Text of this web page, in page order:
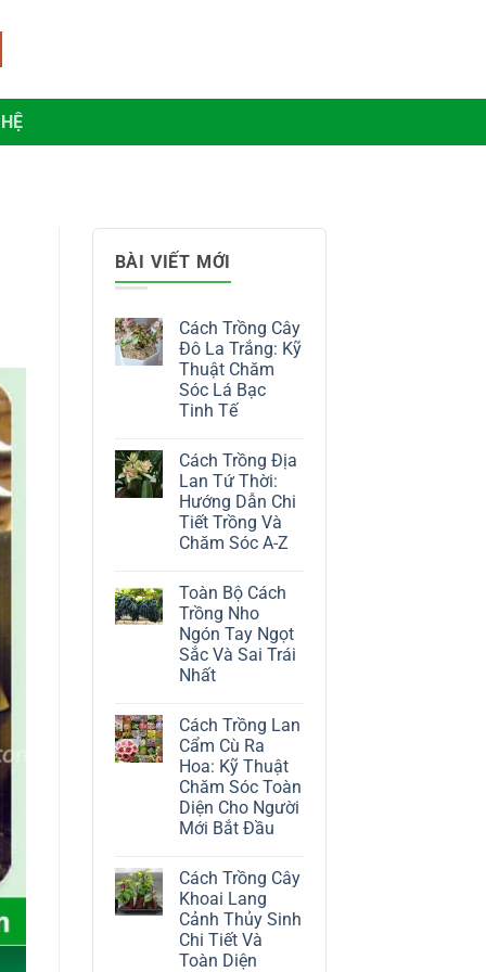
BÀI VIẾT MỚI
Cách Trồng Cây
Đô La Trắng: Kỹ
Thuật Chăm
Sóc Lá Bạc
Tinh Tế
bình
luận
ở
Cách
Trồng
Cây
Đô
Kỹ
Thuật
Chăm
Sóc
Lá
Bạc
Tinh
Cách Trồng Địa
Lan Tứ Thời:
Hướng Dẫn Chi
Tiết Trồng Và
Chăm Sóc A-Z
bình
luận
Cách
Trồng
Địa
Lan
Hướng
Dẫn
Chi
Tiết
Trồng
Và
Chăm
Sóc
A-
Toàn Bộ Cách
Trồng Nho
Ngón Tay Ngọt
Sắc Và Sai Trái
Nhất
bình
luận
ở
Toàn
Bộ
Cách
Trồng
Nho
Ngón
Sắc
Và
Sai
Trái
Nhất
Cách Trồng Lan
Cẩm Cù Ra
Hoa: Kỹ Thuật
Chăm Sóc Toàn
Diện Cho Người
Mới Bắt Đầu
bình
luận
ở
Cách
Trồng
Lan
Cẩm
Cách Trồng Cây
Khoai Lang
Cảnh Thủy Sinh
Chi Tiết Và
Toàn Diện